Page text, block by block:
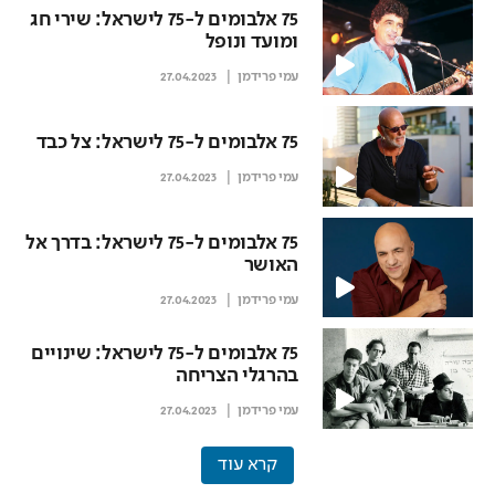
75 אלבומים ל-75 לישראל: שירי חג
ומועד ונופל
עמי פרידמן 27.04.2023
75 אלבומים ל-75 לישראל: צל כבד
עמי פרידמן 27.04.2023
75 אלבומים ל-75 לישראל: בדרך אל
האושר
עמי פרידמן 27.04.2023
75 אלבומים ל-75 לישראל: שינויים
בהרגלי הצריחה
עמי פרידמן 27.04.2023
קרא עוד